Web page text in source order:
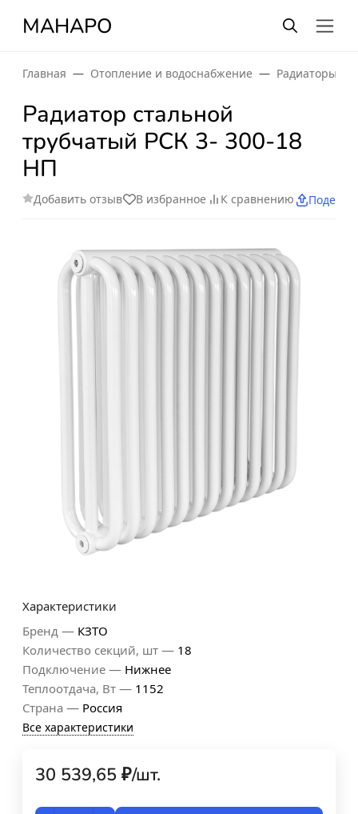
МАНАРО
Главная Отопление и водоснабжение Радиаторы
Радиатор стальной
трубчатый РСК 3- 300-18
НП
Добавить отзыв В избранное К сравнению
Характеристики
Бренд — КЗТО
Количество секций, шт — 18
Подключение — Нижнее
Теплоотдача, Вт — 1152
Страна — Россия
Все характеристики
30 539,65 ₽/шт.